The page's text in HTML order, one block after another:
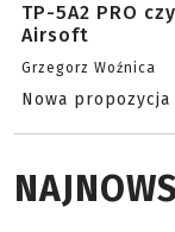
TP-5A2 PRO
Airsoft
Grzegorz Woźnica
Nowa